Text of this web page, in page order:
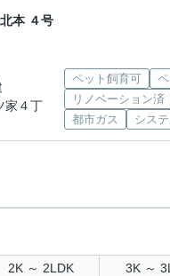
本 ４号
家４丁
ペット飼育可
リノベーション済
都市ガス
シス
2K ～ 2LDK 3K ～